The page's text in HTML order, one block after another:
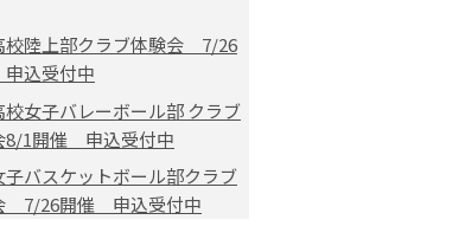
校陸上部クラブ体験会 7/26
込受付中
校女子バレーボール部 クラブ
8/1開催 申込受付中
子バスケットボール部クラブ
7/26開催 申込受付中